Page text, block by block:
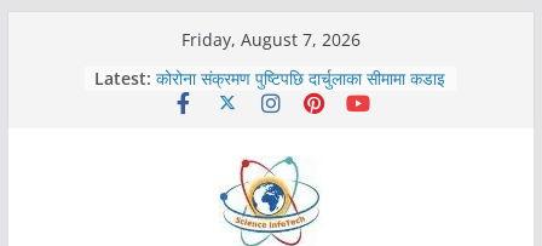
Friday, August 7, 2026
Latest: कोरोना संक्रमण पुष्टिपछि दार्चुलाका सीमामा कडाइ
विराटनगर महानगरद्वारा पूर्ण खोप सुनिश्चित घोषणा
मकवानपुरमा खोरेत रोग विरुद्धको खोप लगाउन
आयुर्वेद चिकित्सा प्रणालीको भूमिका महत्वपूर्ण छ :
मुख्यमन्त्री शाह